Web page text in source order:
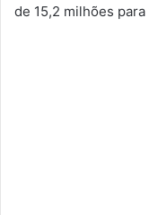
de 15,2 milhões